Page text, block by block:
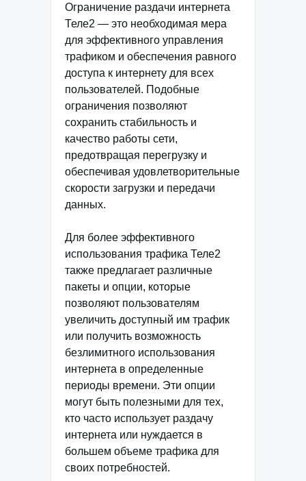
Ограничение раздачи интернета
Теле2 — это необходимая мера
для эффективного управления
трафиком и обеспечения равного
доступа к интернету для всех
пользователей. Подобные
ограничения позволяют
сохранить стабильность и
качество работы сети,
предотвращая перегрузку и
обеспечивая удовлетворительные
скорости загрузки и передачи
данных.
Для более эффективного
использования трафика Теле2
также предлагает различные
пакеты и опции, которые
позволяют пользователям
увеличить доступный им трафик
или получить возможность
безлимитного использования
интернета в определенные
периоды времени. Эти опции
могут быть полезными для тех,
кто часто использует раздачу
интернета или нуждается в
большем объеме трафика для
своих потребностей.